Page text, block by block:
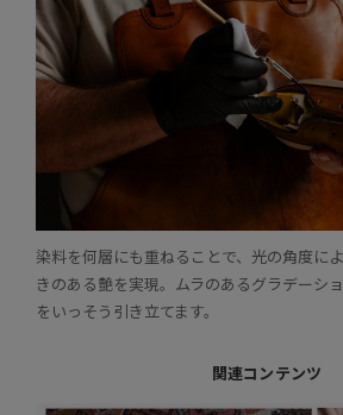
染料を何層にも重ねることで、光の角度に
きのある艶を実現。ムラのあるグラデーシ
をいっそう引き立てます。
関連コンテンツ